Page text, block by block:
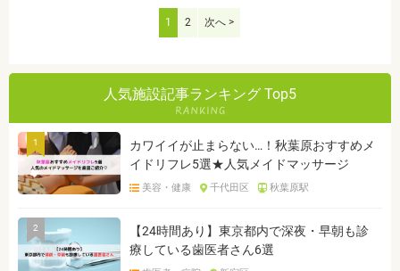
1 2 次へ >
人気施設記事ランキング Top5
1
カワイイが止まらない…！秋葉原おすすめメ
イドリフレ5選★人気メイドマッサージ
美容・健康 千代田区 秋葉原駅
2
【24時間あり】東京都内で深夜・早朝も診
療している歯医者さん6選